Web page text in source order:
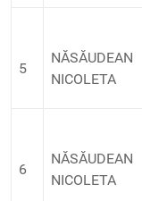
5
NĂSĂUDEAN
NICOLETA
6
NĂSĂUDEAN
NICOLETA